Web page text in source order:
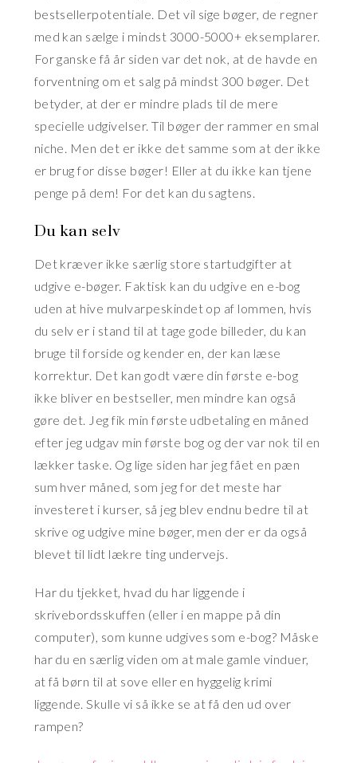
bestsellerpotentiale. Det vil sige bøger, de regner
med kan sælge i mindst 3000-5000+ eksemplarer.
For ganske få år siden var det nok, at de havde en
forventning om et salg på mindst 300 bøger. Det
betyder, at der er mindre plads til de mere
specielle udgivelser. Til bøger der rammer en smal
niche. Men det er ikke det samme som at der ikke
er brug for disse bøger! Eller at du ikke kan tjene
penge på dem! For det kan du sagtens.
Du kan selv
Det kræver ikke særlig store startudgifter at
udgive e-bøger. Faktisk kan du udgive en e-bog
uden at hive mulvarpeskindet op af lommen, hvis
du selv er i stand til at tage gode billeder, du kan
bruge til forside og kender en, der kan læse
korrektur. Det kan godt være din første e-bog
ikke bliver en bestseller, men mindre kan også
gøre det. Jeg fik min første udbetaling en måned
efter jeg udgav min første bog og der var nok til en
lækker taske. Og lige siden har jeg fået en pæn
sum hver måned, som jeg for det meste har
investeret i kurser, så jeg blev endnu bedre til at
skrive og udgive mine bøger, men der er da også
blevet til lidt lækre ting undervejs.
Har du tjekket, hvad du har liggende i
skrivebordsskuffen (eller i en mappe på din
computer), som kunne udgives som e-bog? Måske
har du en særlig viden om at male gamle vinduer,
at få børn til at sove eller en hyggelig krimi
liggende. Skulle vi så ikke se at få den ud over
rampen?